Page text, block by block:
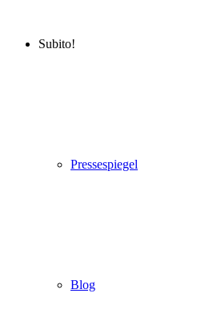
Subito!
Pressespiegel
Blog